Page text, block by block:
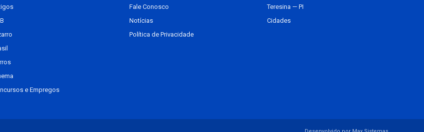
e Empregos
Fale Conosco
Notícias
Política de Privacidade
Teresina — PI
Cidades